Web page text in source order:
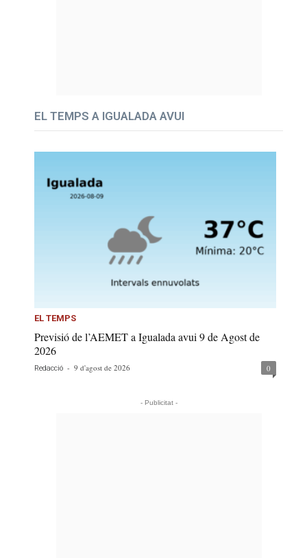
EL TEMPS A IGUALADA AVUI
EL TEMPS
Previsió de l’AEMET a Igualada avui 9 de Agost de
2026
Redacció - 9 d'agost de 2026 0
- Publicitat -